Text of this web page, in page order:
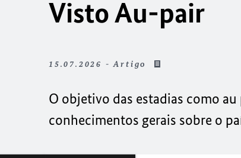
Visto Au-pair
15.07.2026 - Artigo
O objetivo das estadias como
conhecimentos gerais sobre o